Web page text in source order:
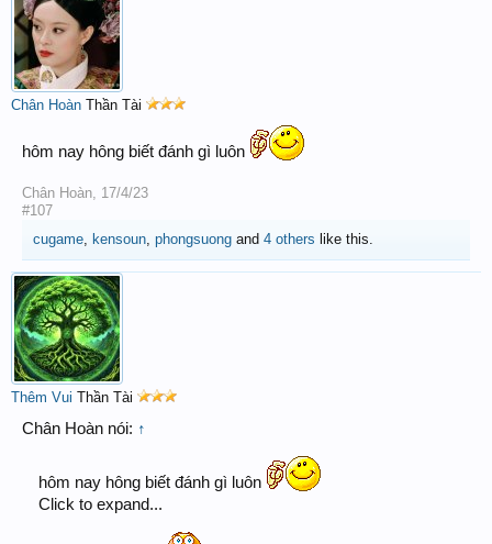
Chân Hoàn Thần Tài
hôm nay hông biết đánh gì luôn
Chân Hoàn, 17/4/23
#107
cugame, kensoun, phongsuong and 4 others like this.
Thêm Vui Thần Tài
Chân Hoàn nói: ↑
hôm nay hông biết đánh gì luôn
Click to expand...